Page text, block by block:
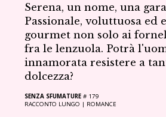
Serena, un nome, una
Passionale, voluttuosa ed
gourmet non solo ai
fra le lenzuola. Potrà
innamorata resistere a
dolcezza?
SENZA SFUMATURE # 179
RACCONTO LUNGO | ROMANCE